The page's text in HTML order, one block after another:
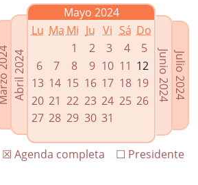
Enlaces relacionados
Juntas de gobierno
Europeos
2024Abril 2024
Mayo 2024
Lu Ma Mi Ju Vi Sá Do
1
2 3 4
5
6
7 8 9 10 11 12
13 14 15 16 17 18 19
20 21 22 23 24 25 26
27 28 29 30 31
Julio 2024
Junio 2024
☐ Presidente
☒ Agenda completa